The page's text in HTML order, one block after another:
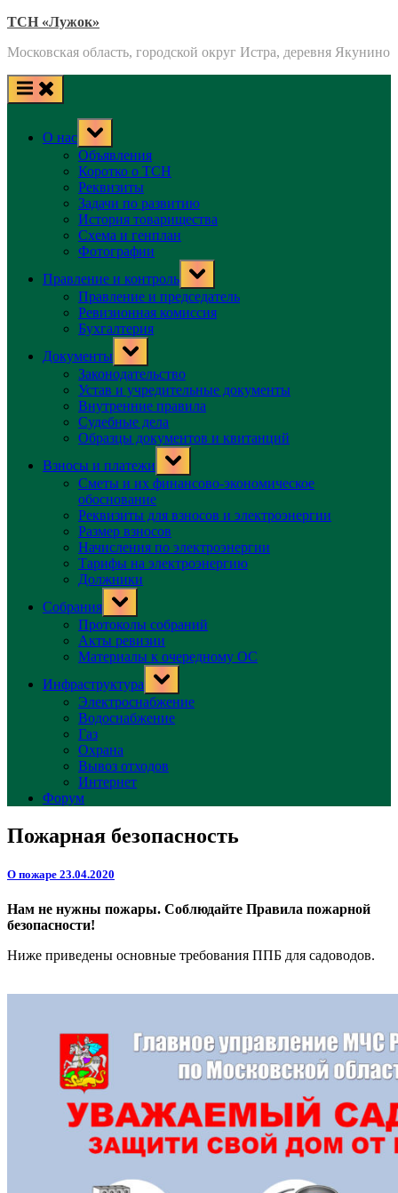
Skip
content
ТСН «Лужок»
Московская область, городской округ Истра, деревня Якунино
О нас
Toggle
sub-
menu
Объявления
Коротко о ТСН
Реквизиты
Задачи по развитию
История товарищества
Схема и генплан
Фотографии
Правление и контроль
Toggle
sub-
menu
Правление и председатель
Ревизионная комиссия
Бухгалтерия
Документы
Toggle
sub-
menu
Законодательство
Устав и учредительные документы
Внутренние правила
Судебные дела
Образцы документов и квитанций
Взносы и платежи
Toggle
sub-
menu
Сметы и их финансово-экономическое
обоснование
Реквизиты для взносов и электроэнергии
Размер взносов
Начисления по электроэнергии
Тарифы на электроэнергию
Должники
Собрания
Toggle
sub-
menu
Протоколы собраний
Акты ревизии
Материалы к очередному ОС
Инфраструктура
Toggle
sub-
menu
Электроснабжение
Водоснабжение
Газ
Охрана
Вывоз отходов
Интернет
Форум
Пожарная безопасность
О пожаре 23.04.2020
Нам не нужны пожары. Соблюдайте Правила пожарной
безопасности!
Ниже приведены основные требования ППБ для садоводов.